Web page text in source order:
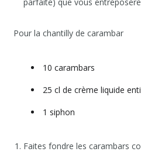
Pour la chantilly de carambar
10 carambars
25 cl de crème liquide
1 siphon
Faites fondre les carambars